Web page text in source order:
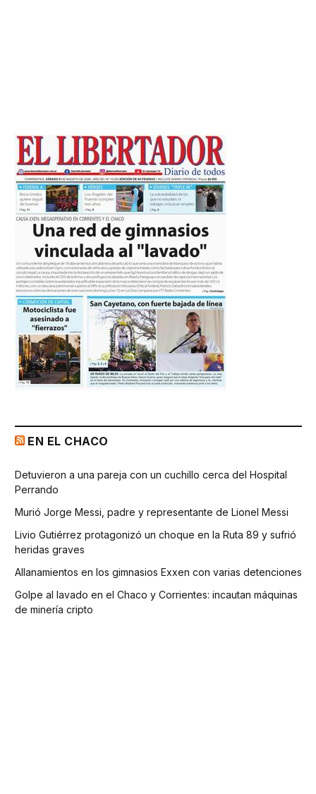
EN EL CHACO
Detuvieron a una pareja con un cuchillo cerca del Hospital
Perrando
Murió Jorge Messi, padre y representante de Lionel Messi
Livio Gutiérrez protagonizó un choque en la Ruta 89 y sufrió
heridas graves
Allanamientos en los gimnasios Exxen con varias detenciones
Golpe al lavado en el Chaco y Corrientes: incautan máquinas
de minería cripto